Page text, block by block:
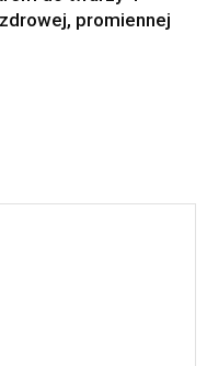
promiennej